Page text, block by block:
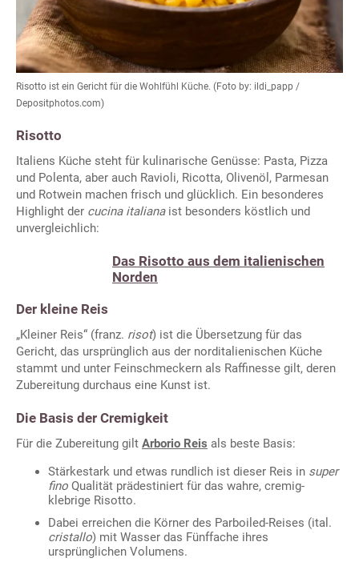
Risotto ist ein Gericht für die Wohlfühl Küche. (Foto by: ildi_papp /
Depositphotos.com)
Risotto
Italiens Küche steht für kulinarische Genüsse: Pasta, Pizza
und Polenta, aber auch Ravioli, Ricotta, Olivenöl, Parmesan
und Rotwein machen frisch und glücklich. Ein besonderes
Highlight der cucina italianaist besonders köstlich und
unvergleichlich:
Das Risotto aus dem italienischen
Norden
Der kleine Reis
„Kleiner Reis“ (franz. risot) ist die Übersetzung für das
Gericht, das ursprünglich aus der norditalienischen Küche
stammt und unter Feinschmeckern als Raffinesse gilt, deren
Zubereitung durchaus eine Kunst ist.
Die Basis der Cremigkeit
Für die Zubereitung gilt Arborio Reis als beste Basis:
Stärkestark und etwas rundlich ist dieser Reis in super
fino Qualität prädestiniert für das wahre, cremig-
klebrige Risotto.
Dabei erreichen die Körner des Parboiled-Reises (ital.
cristallo) mit Wasser das Fünffache ihres
ursprünglichen Volumens.